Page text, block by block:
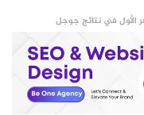
الأول في نتائج جوجل